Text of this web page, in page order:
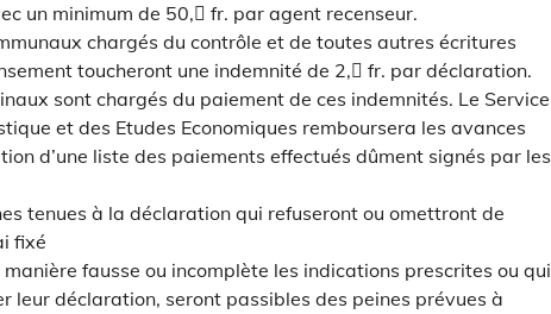
un minimum de 50, fr. par agent recenseur.
chargés du contrôle et de toutes autres écritures
toucheront une indemnité de 2, fr. par déclaration.
sont chargés du paiement de ces indemnités. Le Service
et des Etudes Economiques remboursera les avances
d’une liste des paiements effectués dûment signés par les
tenues à la déclaration qui refuseront ou omettront de
fixé
manière fausse ou incomplète les indications prescrites ou qui
leur déclaration, seront passibles des peines prévues à